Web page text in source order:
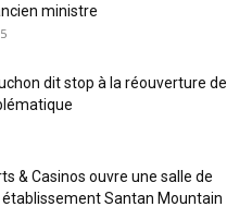
ministre
dit stop à la réouverture de
& Casinos ouvre une salle de
établissement Santan Mountain